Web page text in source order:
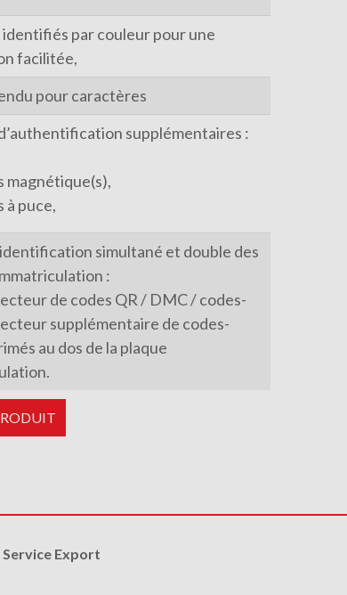
par couleur pour une
facilitée,
pour caractères
supplémentaires :
magnétique(s),
à puce,
simultané et double des
:
de codes QR / DMC / codes-
supplémentaire de codes-
au dos de la plaque
Service Export